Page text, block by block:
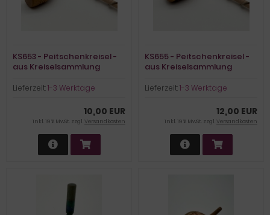
KS653 - Peitschenkreisel -
aus Kreiselsammlung
Lieferzeit:1-3 Werktage
10,00 EUR
inkl. 19 % MwSt. zzgl.Versandkosten
KS655 - Peitschenkreisel -
aus Kreiselsammlung
Lieferzeit:1-3 Werktage
12,00 EUR
inkl. 19 % MwSt. zzgl.Versandkosten